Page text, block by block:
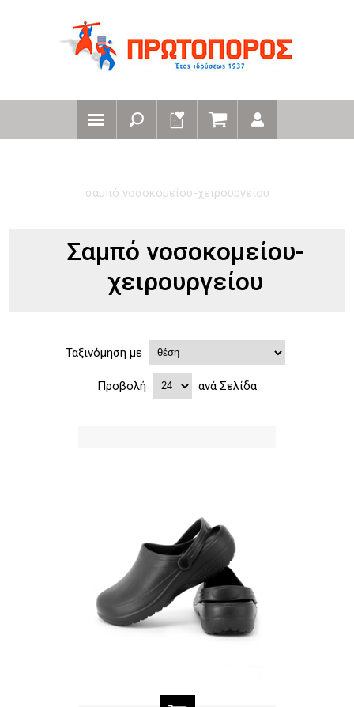
σαμπό νοσοκομείου-χειρουργείου
Σαμπό νοσοκομείου-
χειρουργείου
Ταξινόμηση με
Προβολή ανά Σελίδα